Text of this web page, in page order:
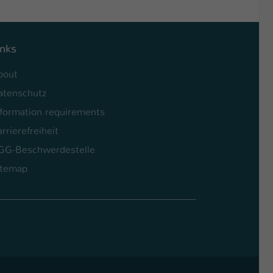
requirements
Beschwerdestelle